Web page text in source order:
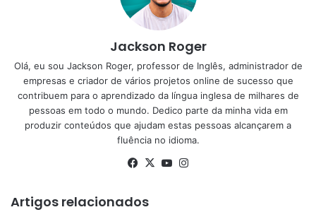
Jackson Roger
Olá, eu sou Jackson Roger, professor de Inglês, administrador de
empresas e criador de vários projetos online de sucesso que
contribuem para o aprendizado da língua inglesa de milhares de
pessoas em todo o mundo. Dedico parte da minha vida em
produzir conteúdos que ajudam estas pessoas alcançarem a
fluência no idioma.
Facebook
X YouTube
Artigos relacionados